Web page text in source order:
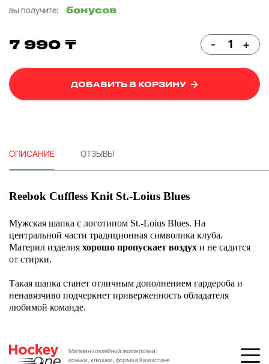
вы получите:
бонусов
7 990 ₸ - +
ДОБАВИТЬ В КОРЗИНУ
ОПИСАНИЕ ОТЗЫВЫ
Reebok Cuffless Knit St.-Loius Blues
Мужская шапка с логотипом St.-Loius Blues. На
центральной части традиционная символика клуба.
Материл изделия хорошо пропускает воздух и не садится
от стирки.
Такая шапка станет отличным дополнением гардероба и
ненавязчиво подчеркнет приверженность обладателя
любимой команде.
Магазин хоккейной экипировки:
коньки, клюшки, форма в Казахстане